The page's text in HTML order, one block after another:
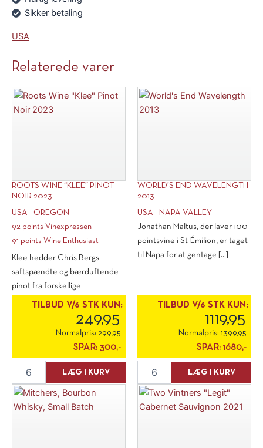
Sikker betaling
USA
Relaterede varer
ROOTS WINE “KLEE” PINOT
NOIR 2023
USA - OREGON
92 points Vinexpressen
91 points Wine Enthusiast
Klee hedder Chris Bergs
saftspændte og bærduftende
pinot fra forskellige
familieejede marker i [...]
TILBUD V/6 STK KUN:
249,95
Normalpris: 299,95
SPAR: 300,-
Wine
"Klee"
Noir
LÆG I KURV
WORLD’S END WAVELENGTH
2013
USA - NAPA VALLEY
Jonathan Maltus, der laver 100-
pointsvine i St-Émilion, er taget
til Napa for at gentage [...]
TILBUD V/6 STK KUN:
1119,95
Normalpris: 1399,95
SPAR: 1680,-
Wavelength
antal
LÆG I KURV